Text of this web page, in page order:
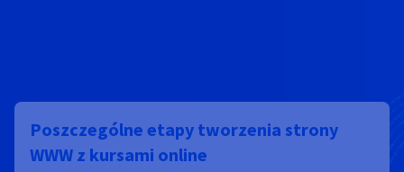
Poszczególne etapy tworzenia strony
WWW z kursami online